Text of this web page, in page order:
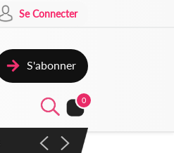
Se Connecter
S'abonner
0